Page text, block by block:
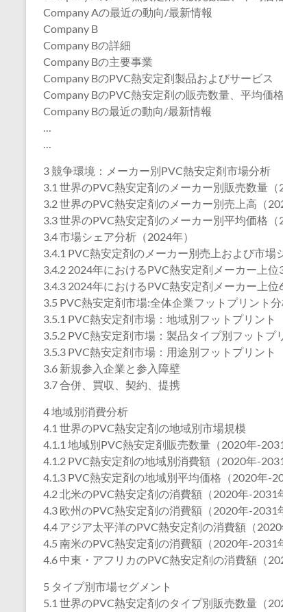
Company Aの最近の動向/最新情報
Company B
Company Bの詳細
Company Bの主要事業
Company BのPVC熱安定剤製品およびサービス
Company BのPVC熱安定剤の販売数量、平均価
Company Bの最近の動向/最新情報
…
…
3 競争環境：メーカー別PVC熱安定剤市場分析
3.1 世界のPVC熱安定剤のメーカー別販売数量（
3.2 世界のPVC熱安定剤のメーカー別売上高（
3.3 世界のPVC熱安定剤のメーカー別平均価格（
3.4 市場シェア分析（2024年）
3.4.1 PVC熱安定剤のメーカー別売上および市場
3.4.2 2024年におけるPVC熱安定剤メーカー上
3.4.3 2024年におけるPVC熱安定剤メーカー上
3.5 PVC熱安定剤市場:全体企業フットプリント
3.5.1 PVC熱安定剤市場：地域別フットプリント
3.5.2 PVC熱安定剤市場：製品タイプ別フットプ
3.5.3 PVC熱安定剤市場：用途別フットプリント
3.6 新規参入企業と参入障壁
3.7 合併、買収、契約、提携
4 地域別消費分析
4.1 世界のPVC熱安定剤の地域別市場規模
4.1.1 地域別PVC熱安定剤販売数量（2020年-2031
4.1.2 PVC熱安定剤の地域別消費額（2020年-2031
4.1.3 PVC熱安定剤の地域別平均価格（2020年-
4.2 北米のPVC熱安定剤の消費額（2020年-2031
4.3 欧州のPVC熱安定剤の消費額（2020年-2031
4.4 アジア太平洋のPVC熱安定剤の消費額（2020
4.5 南米のPVC熱安定剤の消費額（2020年-2031
4.6 中東・アフリカのPVC熱安定剤の消費額（
5 タイプ別市場セグメント
5.1 世界のPVC熱安定剤のタイプ別販売数量（